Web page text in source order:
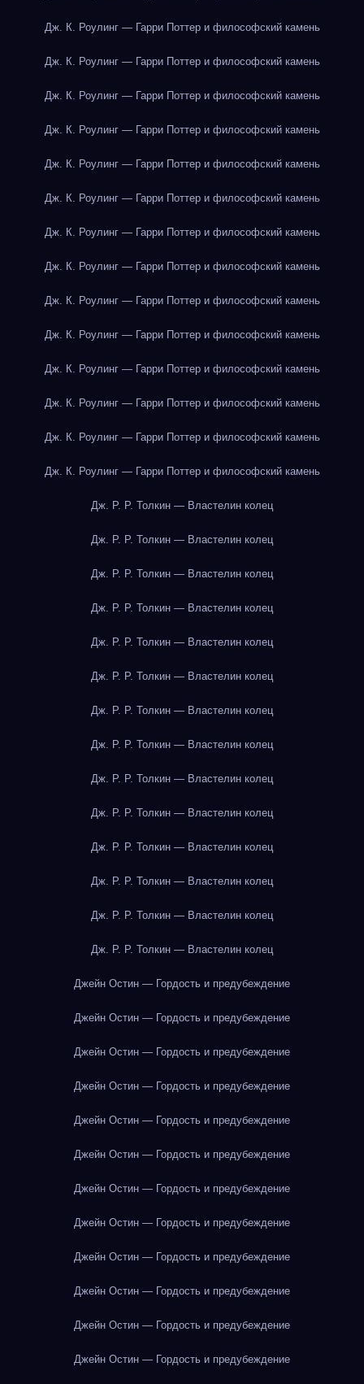
Дж. К. Роулинг — Гарри Поттер и философский камень
Дж. К. Роулинг — Гарри Поттер и философский камень
Дж. К. Роулинг — Гарри Поттер и философский камень
Дж. К. Роулинг — Гарри Поттер и философский камень
Дж. К. Роулинг — Гарри Поттер и философский камень
Дж. К. Роулинг — Гарри Поттер и философский камень
Дж. К. Роулинг — Гарри Поттер и философский камень
Дж. К. Роулинг — Гарри Поттер и философский камень
Дж. К. Роулинг — Гарри Поттер и философский камень
Дж. К. Роулинг — Гарри Поттер и философский камень
Дж. К. Роулинг — Гарри Поттер и философский камень
Дж. К. Роулинг — Гарри Поттер и философский камень
Дж. К. Роулинг — Гарри Поттер и философский камень
Дж. К. Роулинг — Гарри Поттер и философский камень
Дж. Р. Р. Толкин — Властелин колец
Дж. Р. Р. Толкин — Властелин колец
Дж. Р. Р. Толкин — Властелин колец
Дж. Р. Р. Толкин — Властелин колец
Дж. Р. Р. Толкин — Властелин колец
Дж. Р. Р. Толкин — Властелин колец
Дж. Р. Р. Толкин — Властелин колец
Дж. Р. Р. Толкин — Властелин колец
Дж. Р. Р. Толкин — Властелин колец
Дж. Р. Р. Толкин — Властелин колец
Дж. Р. Р. Толкин — Властелин колец
Дж. Р. Р. Толкин — Властелин колец
Дж. Р. Р. Толкин — Властелин колец
Дж. Р. Р. Толкин — Властелин колец
Джейн Остин — Гордость и предубеждение
Джейн Остин — Гордость и предубеждение
Джейн Остин — Гордость и предубеждение
Джейн Остин — Гордость и предубеждение
Джейн Остин — Гордость и предубеждение
Джейн Остин — Гордость и предубеждение
Джейн Остин — Гордость и предубеждение
Джейн Остин — Гордость и предубеждение
Джейн Остин — Гордость и предубеждение
Джейн Остин — Гордость и предубеждение
Джейн Остин — Гордость и предубеждение
Джейн Остин — Гордость и предубеждение